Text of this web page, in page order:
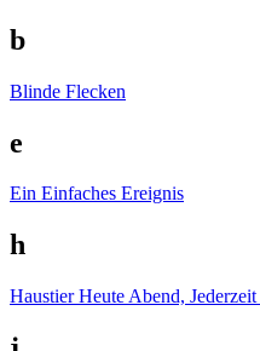
b
Blinde Flecken
e
Ein Einfaches Ereignis
h
Haustier Heute Abend, Jederzeit